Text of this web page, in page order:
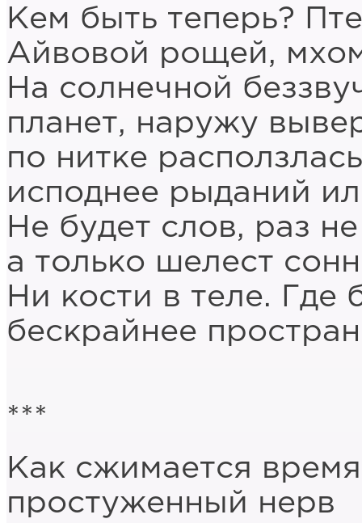
Кем быть теперь?
Айвовой рощей,
На солнечной
планет, наружу
по нитке
исподнее рыданий
Не будет слов, раз
а только шелест
Ни кости в теле. Где
бескрайнее
***
Как сжимается
простуженный нерв